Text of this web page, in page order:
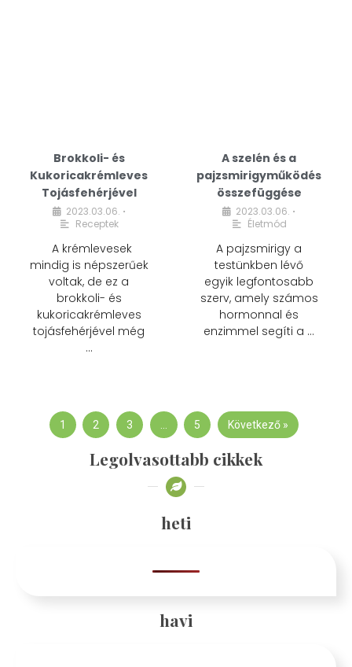
Brokkoli- és
Kukoricakrémleves
Tojásfehérjével
2023.03.06. •
Receptek
A krémlevesek
mindig is népszerűek
voltak, de ez a
brokkoli- és
kukoricakrémleves
tojásfehérjével még
…
A szelén és a
pajzsmirigyműködés
összefüggése
2023.03.06. •
Életmód
A pajzsmirigy a
testünkben lévő
egyik legfontosabb
szerv, amely számos
hormonnal és
enzimmel segíti a …
1 2 3 … 5 Következő »
Legolvasottabb cikkek
heti
havi